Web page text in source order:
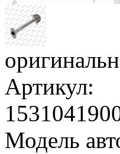
Артикул:
Модель